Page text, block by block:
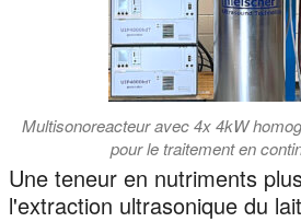
Multisonoreacteur avec 4x 4kW
pour le traitement en
Une teneur en nutriments
l'extraction ultrasonique du